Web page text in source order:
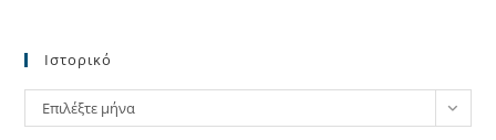
Ιστορικό
Ιστορικό
Επιλέξτε μήνα